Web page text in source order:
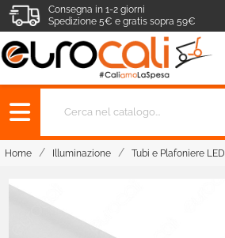
Consegna in 1-2 giorni
Spedizione 5€ e gratis sopra 59€
Home Illuminazione Tubi e Plafoniere LED